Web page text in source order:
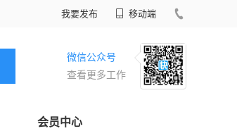
我要发布 移动端
微信公众号
查看更多工作
会员中心